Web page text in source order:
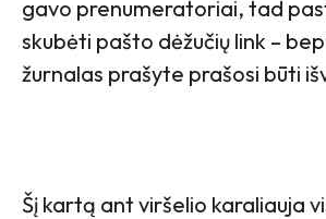
gavo prenumeratoriai, tad
skubėti pašto dėžučių link –
žurnalas prašyte prašosi būti
Šį kartą ant viršelio karaliauja